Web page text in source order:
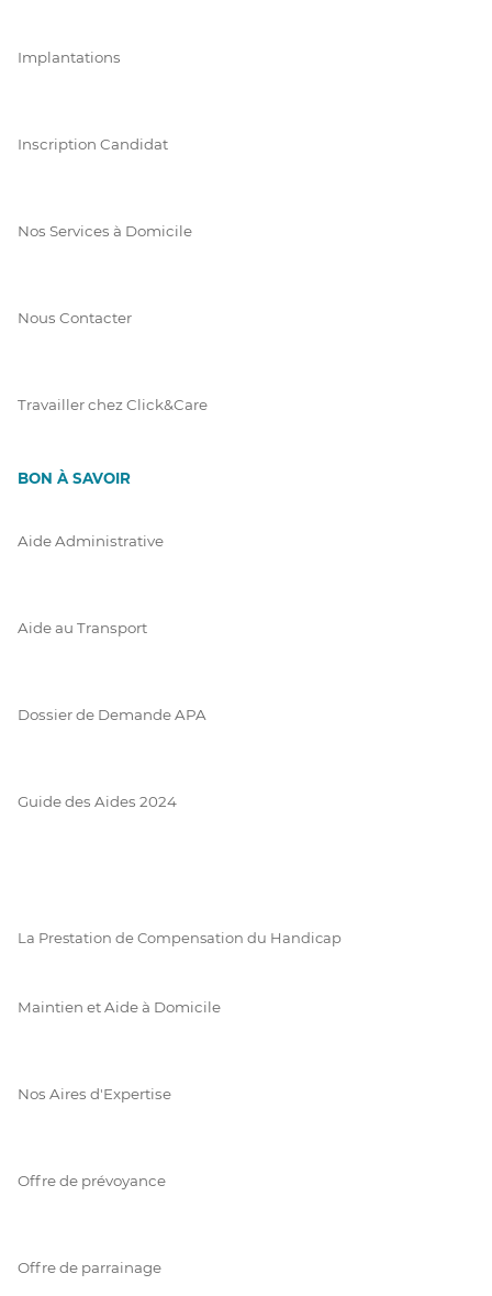
Implantations
Inscription Candidat
Nos Services à Domicile
Nous Contacter
Travailler chez Click&Care
BON À SAVOIR
Aide Administrative
Aide au Transport
Dossier de Demande APA
Guide des Aides 2024
La Prestation de Compensation du Handicap
Maintien et Aide à Domicile
Nos Aires d'Expertise
Offre de prévoyance
Offre de parrainage